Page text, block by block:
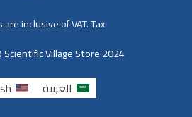
inclusive of VAT. Tax.
Village Store 2024
العربية